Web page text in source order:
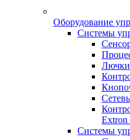
Оборудование
Системы
Лючки
Extron
Системы